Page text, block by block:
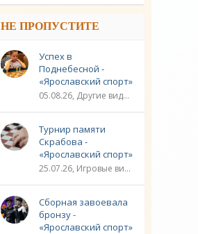
НЕ ПРОПУСТИТЕ
Успех в
Поднебесной -
«Ярославский спорт»
05.08.26, Другие виды спорта / Шахматы / Новости разное / Спорт
Турнир памяти
Скрабова -
«Ярославский спорт»
25.07.26, Игровые виды спорта / Другие виды спорта / Плавание / ТРАНСФЕРЫ / Видео новости / Спорт
Сборная завоевала
бронзу -
«Ярославский спорт»